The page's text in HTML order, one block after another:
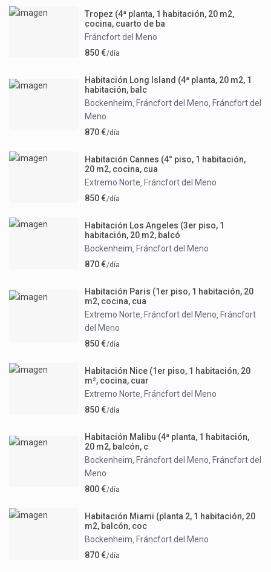
Tropez (4ª planta, 1 habitación, 20 m2,
cocina, cuarto de ba
Fráncfort del Meno
850 €/día
Habitación Long Island (4ª planta, 20 m2, 1
habitación, balc
Bockenheim, Fráncfort del Meno, Fráncfort del
Meno
870 €/día
Habitación Cannes (4° piso, 1 habitación,
20 m2, cocina, cua
Extremo Norte, Fráncfort del Meno
850 €/día
Habitación Los Angeles (3er piso, 1
habitación, 20 m2, balcó
Bockenheim, Fráncfort del Meno
870 €/día
Habitación Paris (1er piso, 1 habitación, 20
m2, cocina, cua
Extremo Norte, Fráncfort del Meno, Fráncfort
del Meno
850 €/día
Habitación Nice (1er piso, 1 habitación, 20
m², cocina, cuar
Extremo Norte, Fráncfort del Meno
850 €/día
Habitación Malibu (4ª planta, 1 habitación,
20 m2, balcón, c
Bockenheim, Fráncfort del Meno, Fráncfort del
Meno
800 €/día
Habitación Miami (planta 2, 1 habitación, 20
m2, balcón, coc
Bockenheim, Fráncfort del Meno
870 €/día